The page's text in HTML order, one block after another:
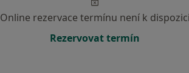
Online rezervace termínu není k dispozici
Rezervovat termín